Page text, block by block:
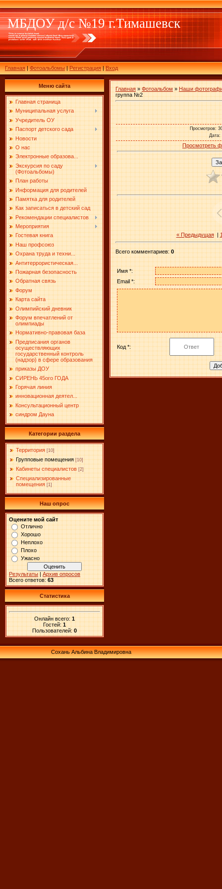
МБДОУ д/с №19 г.Тимашевск
Главная|Фотоальбомы|Регистрация|Вход
Меню сайта
Главная страница
Муниципальная услуга
Учредитель ОУ
Паспорт детского сада
Новости
О нас
Электронные образова...
Экскурсия по саду
(Фотоальбомы)
План работы
Информация для родителей
Памятка для родителей
Как записаться в детский сад
Рекомендации специалистов
Мероприятия
Гостевая книга
Наш профсоюз
Охрана труда и техни...
Антитеррористическая...
Пожарная безопасность
Обратная связь
Форум
Карта сайта
Олимпийский дневник
Форум впечатлений от
олимпиады
Нормативно-правовая база
Предписания органов
осуществляющих
государственный контроль
(надзор) в сфере образования
приказы ДОУ
СИРЕНЬ 45ого ГОДА
Горячая линия
инновационная деятел...
Консультационный центр
синдром Дауна
Категории раздела
Территория [10]
Групповые помещения [10]
Кабинеты специалистов [2]
Специализированные
помещения [1]
Наш опрос
Оцените мой сайт
Отлично
Хорошо
Неплохо
Плохо
Ужасно
Результаты | Архив опросов
Всего ответов: 63
Статистика
Онлайн всего: 1
Гостей: 1
Пользователей: 0
Главная » Фотоальбом » Наши
группа №2
Просмотров:
Дата:
Просмотреть
« Предыдущая|
Всего комментариев: 0
Имя *:
Email *:
Код *:
Сохань Альбина Владимировна